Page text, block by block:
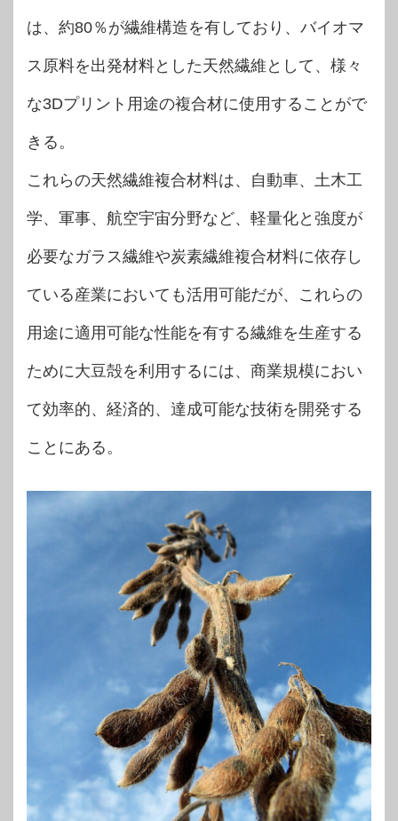
は、約80％が繊維構造を有しており、バイオマ
ス原料を出発材料とした天然繊維として、様々
な3Dプリント用途の複合材に使用することがで
きる。
これらの天然繊維複合材料は、自動車、土木工
学、軍事、航空宇宙分野など、軽量化と強度が
必要なガラス繊維や炭素繊維複合材料に依存し
ている産業においても活用可能だが、これらの
用途に適用可能な性能を有する繊維を生産する
ために大豆殻を利用するには、商業規模におい
て効率的、経済的、達成可能な技術を開発する
ことにある。